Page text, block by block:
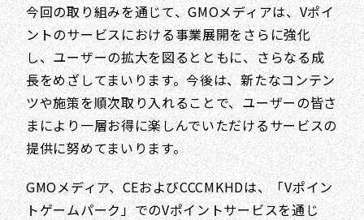
今回の取り組みを通じて、GMOメディアは、Vポイ
ントのサービスにおける事業展開をさらに強化
し、ユーザーの拡大を図るとともに、さらなる成
長をめざしてまいります。今後は、新たなコンテン
ツや施策を順次取り入れることで、ユーザーの皆さ
まにより一層お得に楽しんでいただけるサービスの
提供に努めてまいります。
GMOメディア、CEおよびCCCMKHDは、「Vポイン
トゲームパーク」でのVポイントサービスを通じ